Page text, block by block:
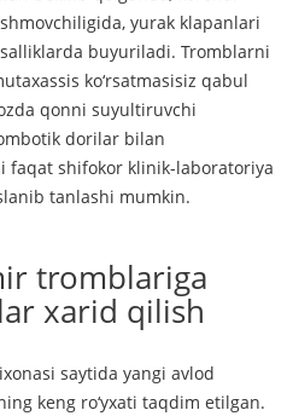
yurak klapanlari
buyuriladi. Tromblarni
ko‘rsatmasisiz qabul
qonni suyultiruvchi
dorilar bilan
faqat shifokor klinik-laboratoriya
tanlashi mumkin.
tromblariga
xarid qilish
saytida yangi avlod
keng ro‘yxati taqdim etilgan.